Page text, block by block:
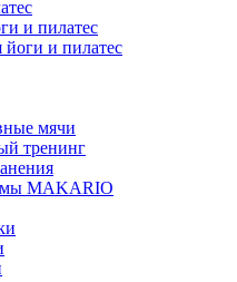
и пилатес
йоги и пилатес
мячи
тренинг
MAKARIO